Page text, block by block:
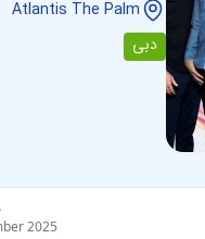
Atlantis The Palm
دبی
2025